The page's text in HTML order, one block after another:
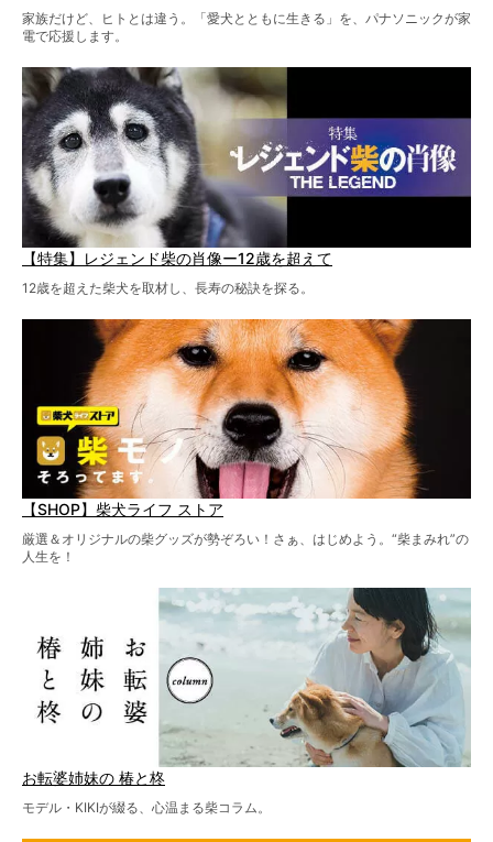
家族だけど、ヒトとは違う。「愛犬とともに生きる」を、パナソニックが家
電で応援します。
【特集】レジェンド柴の肖像ー12歳を超えて
12歳を超えた柴犬を取材し、長寿の秘訣を探る。
【SHOP】柴犬ライフ ストア
厳選＆オリジナルの柴グッズが勢ぞろい！さぁ、はじめよう。“柴まみれ”の
人生を！
お転婆姉妹の 椿と柊
モデル・KIKIが綴る、心温まる柴コラム。